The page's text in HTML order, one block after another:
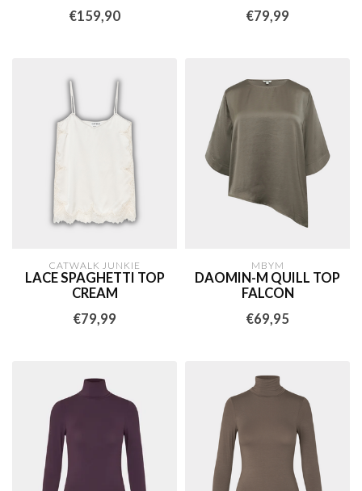
€159,90
€79,99
CATWALK JUNKIE
LACE SPAGHETTI TOP
CREAM
€79,99
MBYM
DAOMIN-M QUILL TOP
FALCON
€69,95